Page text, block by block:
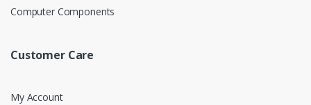
Computer Components
Customer Care
My Account